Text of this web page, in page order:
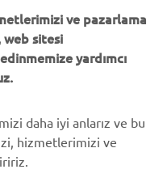
çıkan ürünleri ve daha
ve pazarlama
web sitesi
yardımcı
daha iyi anlarız ve bu
hizmetlerimizi ve